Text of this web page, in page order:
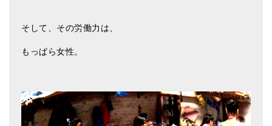
そして、その労働力は、
もっぱら女性。